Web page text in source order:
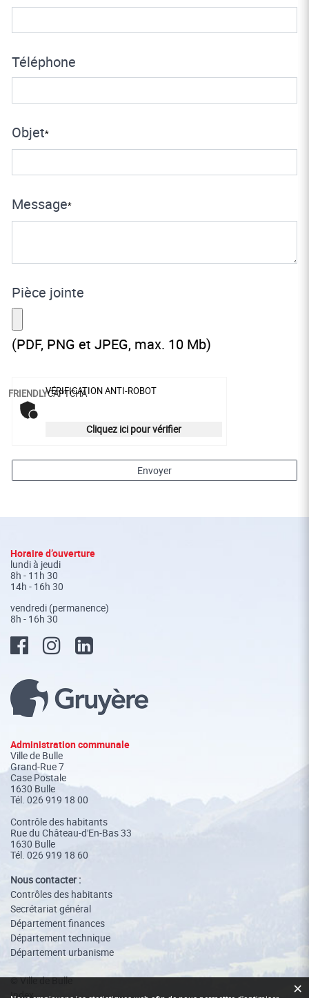
Téléphone
Objet*
Message*
Pièce jointe
(PDF, PNG et JPEG, max. 10 Mb)
VÉRIFICATION ANTI-ROBOT
Cliquez ici pour vérifier
FRIENDLYCAPTCHA
Envoyer
Fusszeile
Horaire d’ouverture
lundi à jeudi
8h - 11h 30
14h - 16h 30
vendredi (permanence)
8h - 16h 30
Administration communale
Ville de Bulle
Grand-Rue 7
Case Postale
1630 Bulle
Tél. 026 919 18 00
Contrôle des habitants
Rue du Château-d'En-Bas 33
1630 Bulle
Tél. 026 919 18 60
Nous contacter :
Contrôles des habitants
Secrétariat général
Département finances
Département technique
Département urbanisme
© Ville de Bulle
Index
×